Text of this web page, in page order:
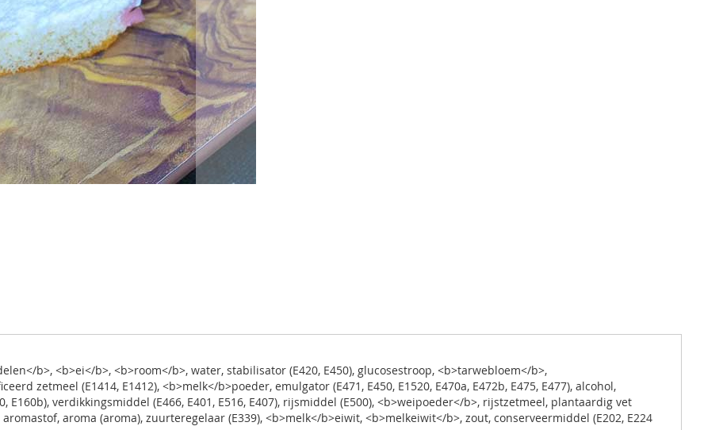
b>, <b>ei</b>, <b>room</b>, water, stabilisator (E420, E450), glucosestroop, <b>tarwebloem</b>,
zetmeel (E1414, E1412), <b>melk</b>poeder, emulgator (E471, E450, E1520, E470a, E472b, E475, E477), alcohol,
E160b), verdikkingsmiddel (E466, E401, E516, E407), rijsmiddel (E500), <b>weipoeder</b>, rijstzetmeel, plantaardig vet
aroma (aroma), zuurteregelaar (E339), <b>melk</b>eiwit, <b>melkeiwit</b>, zout, conserveermiddel (E202, E224